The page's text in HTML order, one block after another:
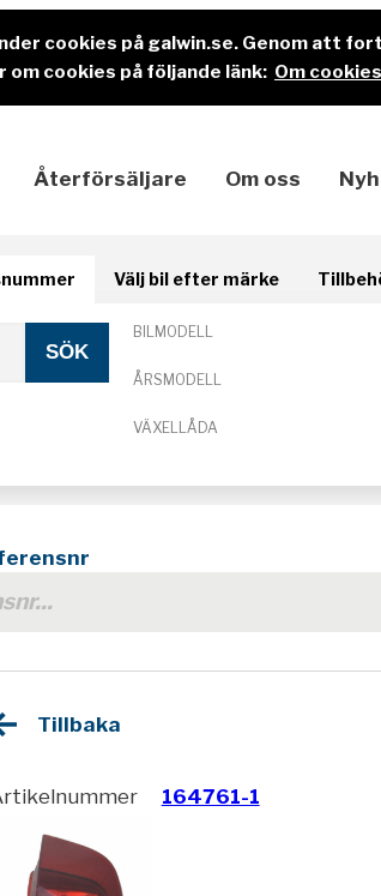
cookies på galwin.se. Genom att
om cookies på följande länk: Om
Återförsäljare Om oss
Välj bil efter märke
BILMODELL
ÅRSMODELL
VÄXELLÅDA
Tillbaka
164761-1